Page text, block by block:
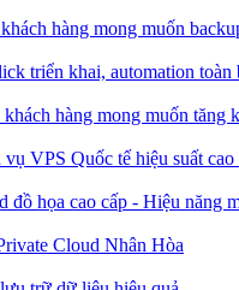
hàng mong muốn
triển khai, automation toàn
hàng mong muốn tăng
VPS Quốc tế hiệu suất
đồ họa cao cấp - Hiệu năng
Cloud Nhân Hòa